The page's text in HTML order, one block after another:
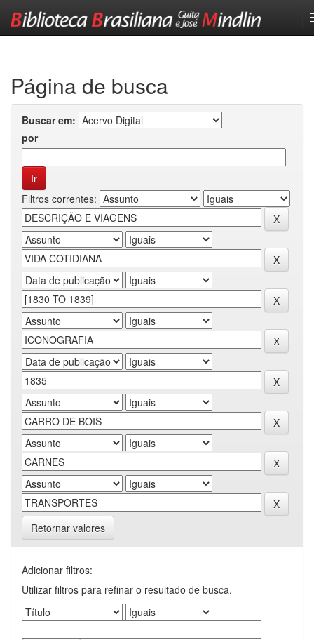
Página de busca
Buscar em:
por
Filtros correntes:
Retornar valores
Adicionar filtros:
Utilizar filtros para refinar o resultado de busca.